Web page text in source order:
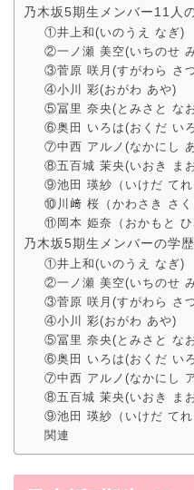
乃木坂5期生メンバー11人
①井上和(いのうえ なぎ)
②一ノ瀬 美空(いちのせ
③菅原 咲月(すがわら さ
④小川 彩(おがわ あや)
⑤冨里 奈央(とみさと な
⑥奥田 いろは(おくだ い
⑦中西 アルノ(なかにし
⑧五百城 茉央(いおき ま
⑨池田 瑛紗（いけだ てれ
⑩川﨑 桜（かわさき さく
⑪岡本 姫奈（おかもと ひ
乃木坂5期生メンバーの学
①井上和(いのうえ なぎ)
②一ノ瀬 美空(いちのせ
③菅原 咲月(すがわら さ
④小川 彩(おがわ あや)
⑤冨里 奈央(とみさと な
⑥奥田 いろは(おくだ い
⑦中西 アルノ(なかにし
⑧五百城 茉央(いおき ま
⑨池田 瑛紗（いけだ てれ
関連